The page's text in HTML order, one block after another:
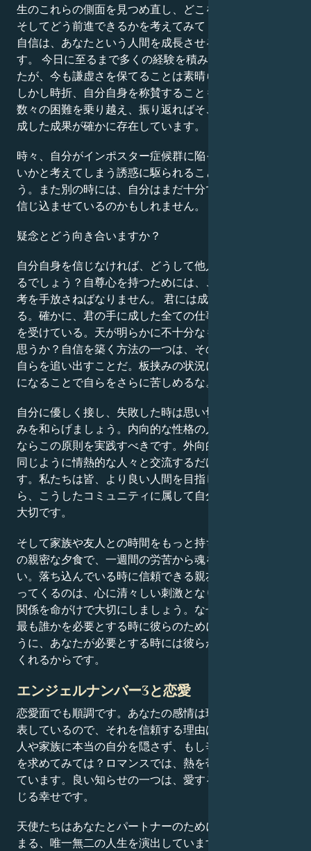
生のこれらの側面を見つめ直し、どこを解決すべきか、
そしてどう前進できるかを考えてみてください。健全な
自信は、あなたという人間を成長させるために不可欠で
す。 今日に至るまで多くの経験を積み重ねてきたあな
たが、今も謙虚さを保てることは素晴らしい資質です。
しかし時折、自分自身を称賛することも大切でしょう。
数々の困難を乗り越え、振り返ればそこにはあなたの達
成した成果が確かに存在しています。
時々、自分がインポスター症候群に陥っているのではな
いかと考えてしまう誘惑に駆られることもあるでしょ
う。また別の時には、自分はまだ十分ではないと自分に
信じ込ませているのかもしれません。
疑念とどう向き合いますか？
自分自身を信じなければ、どうして他人に信じてもらえ
るでしょう？自尊心を持つためには、こうした有害な思
考を手放さねばなりません。 君には成功する資質があ
る。確かに、君の手に成した全ての仕事は、神のご加護
を受けている。天が明らかに不十分なものを許容すると
思うか？自信を築く方法の一つは、その快適ゾーンから
自らを追い出すことだ。板挟みの状況に陥った時、頑な
になることで自らをさらに苦しめるな。
自分に優しく接し、失敗した時は思い切り笑うことで痛
みを和らげましょう。内向的な性格の人も、成長を望む
ならこの原則を実践すべきです。外向的な人は、自分と
同じように情熱的な人々と交流するだけで活気づきま
す。私たちは皆、より良い人間を目指しているのですか
ら、こうしたコミュニティに属して自分を律することが
大切です。
そして家族や友人との時間をもっと持ちましょう。週末
の親密な夕食で、一週間の労苦から魂を休めてくださ
い。落ち込んでいる時に信頼できる親友から電話がかか
ってくるのは、心に清々しい刺激となります。これらの
関係を命がけで大切にしましょう。なぜなら、あなたが
最も誰かを必要とする時に彼らのためにいるのと同じよ
うに、あなたが必要とする時には彼らが必ずそばにいて
くれるからです。
エンジェルナンバー3と恋愛
恋愛面でも順調です。あなたの感情は現実の別の側面を
表しているので、それを信頼する理由はありません。友
人や家族に本当の自分を隠さず、もし辛い状況なら支援
を求めてみては？ロマンスでは、熱を帯びる状況が迫っ
ています。良い知らせの一つは、愛する人の腕の中で感
じる幸せです。
天使たちはあなたとパートナーのために、情熱的で心温
まる、唯一無二の人生を演出しています。ささやかな気